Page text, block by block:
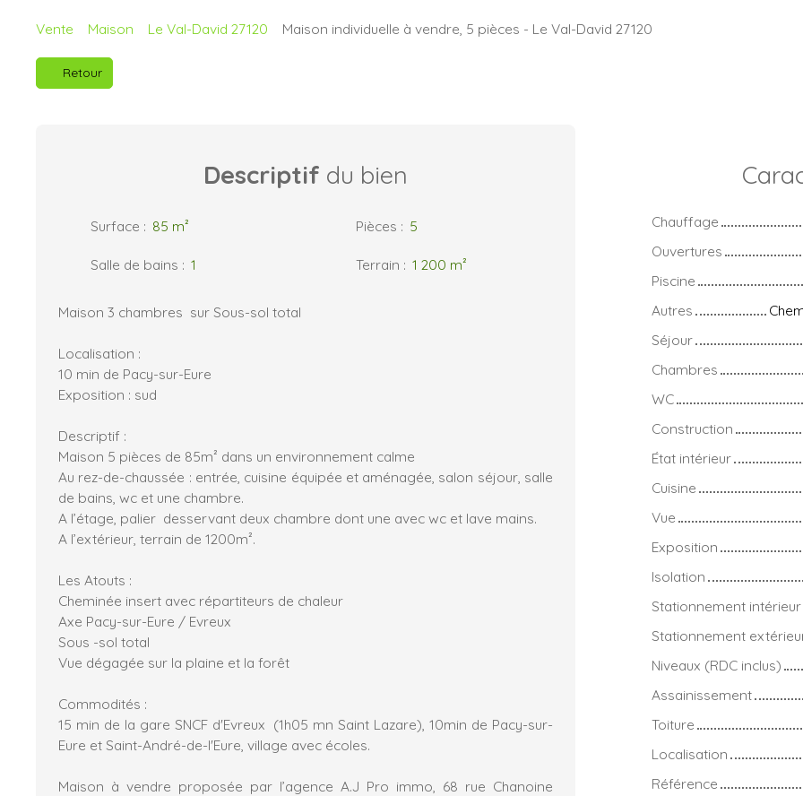
Vente Maison Le Val-David 27120 Maison individuelle à vendre, 5 pièces - Le Val-David 27120
Retour
Descriptif du bien
Surface : 85 m² Pièces : 5
Salle de bains : 1 Terrain : 1 200 m²
Maison 3 chambres sur Sous-sol total
Localisation :
10 min de Pacy-sur-Eure
Exposition : sud
Descriptif :
Maison 5 pièces de 85m² dans un environnement calme
Au rez-de-chaussée : entrée, cuisine équipée et aménagée, salon séjour, salle
de bains, wc et une chambre.
A l’étage, palier desservant deux chambre dont une avec wc et lave mains.
A l’extérieur, terrain de 1200m².
Les Atouts :
Cheminée insert avec répartiteurs de chaleur
Axe Pacy-sur-Eure / Evreux
Sous -sol total
Vue dégagée sur la plaine et la forêt
Commodités :
15 min de la gare SNCF d'Evreux (1h05 mn Saint Lazare), 10min de Pacy-sur-
Eure et Saint-André-de-l'Eure, village avec écoles.
Maison à vendre proposée par l’agence A.J Pro immo, 68 rue Chanoine
Chauffage
Ouvertures
Piscine
Autres
Séjour
Chambres
WC
Construction
État intérieur
Cuisine
Vue
Exposition
Isolation
Stationnement intérieur
Stationnement
Niveaux (RDC inclus)
Assainissement
Toiture
Localisation
Référence